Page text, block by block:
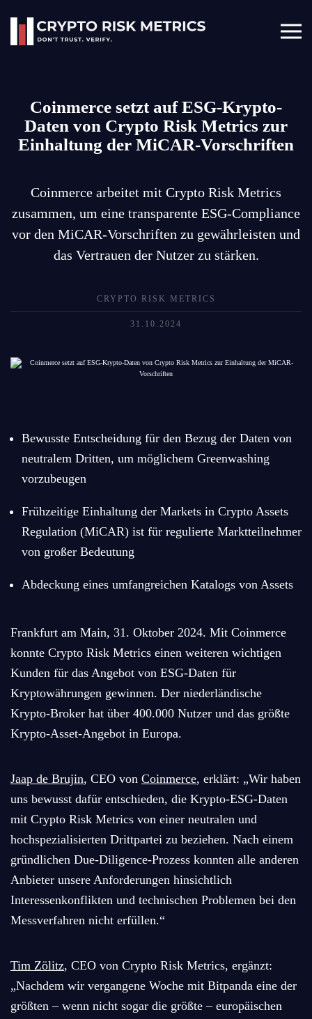
Skip to main content
Coinmerce setzt auf ESG-Krypto-
Daten von Crypto Risk Metrics zur
Einhaltung der MiCAR-Vorschriften
Coinmerce arbeitet mit Crypto Risk Metrics
zusammen, um eine transparente ESG-Compliance
vor den MiCAR-Vorschriften zu gewährleisten und
das Vertrauen der Nutzer zu stärken.
CRYPTO RISK METRICS
31.10.2024
Bewusste Entscheidung für den Bezug der Daten von
neutralem Dritten, um möglichem Greenwashing
vorzubeugen
Frühzeitige Einhaltung der Markets in Crypto Assets
Regulation (MiCAR) ist für regulierte Marktteilnehmer
von großer Bedeutung
Abdeckung eines umfangreichen Katalogs von Assets
Frankfurt am Main, 31. Oktober 2024. Mit Coinmerce
konnte Crypto Risk Metrics einen weiteren wichtigen
Kunden für das Angebot von ESG-Daten für
Kryptowährungen gewinnen. Der niederländische
Krypto-Broker hat über 400.000 Nutzer und das größte
Krypto-Asset-Angebot in Europa.
Jaap de Brujin, CEO von Coinmerce, erklärt: „Wir haben
uns bewusst dafür entschieden, die Krypto-ESG-Daten
mit Crypto Risk Metrics von einer neutralen und
hochspezialisierten Drittpartei zu beziehen. Nach einem
gründlichen Due-Diligence-Prozess konnten alle anderen
Anbieter unsere Anforderungen hinsichtlich
Interessenkonflikten und technischen Problemen bei den
Messverfahren nicht erfüllen.“
Tim Zölitz, CEO von Crypto Risk Metrics, ergänzt:
„Nachdem wir vergangene Woche mit Bitpanda eine der
größten – wenn nicht sogar die größte – europäischen